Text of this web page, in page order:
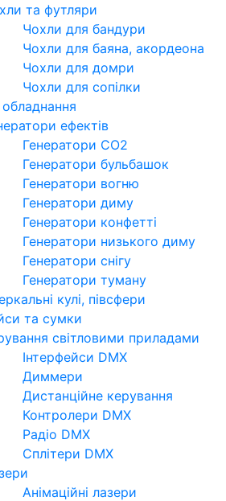
та футляри
Чохли для бандури
Чохли для баяна, акордеона
Чохли для домри
Чохли для сопілки
ефектів
Генератори CO2
Генератори бульбашок
Генератори вогню
Генератори диму
Генератори конфетті
Генератори низького диму
Генератори снігу
Генератори туману
кулі, півсфери
та сумки
світловими приладами
Інтерфейси DMX
Диммери
Дистанційне керування
Контролери DMX
Радіо DMX
Сплітери DMX
Анімаційні лазери